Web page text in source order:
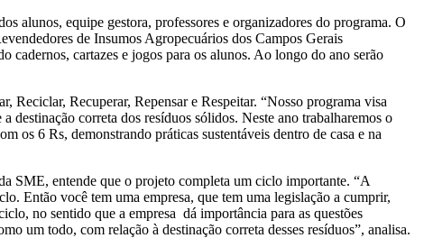
alunos, equipe gestora, professores e organizadores do programa. O
de Insumos Agropecuários dos Campos Gerais
cartazes e jogos para os alunos. Ao longo do ano serão
Reciclar, Recuperar, Repensar e Respeitar. “Nosso programa visa
destinação correta dos resíduos sólidos. Neste ano trabalharemos o
os 6 Rs, demonstrando práticas sustentáveis dentro de casa e na
SME, entende que o projeto completa um ciclo importante. “A
Então você tem uma empresa, que tem uma legislação a cumprir,
no sentido que a empresa dá importância para as questões
um todo, com relação à destinação correta desses resíduos”, analisa.